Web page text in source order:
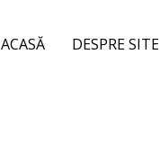
ACASĂ DESPRE SITE